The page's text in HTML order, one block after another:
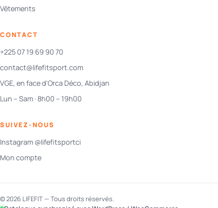
Vêtements
CONTACT
+225 07 19 69 90 70
contact@lifefitsport.com
VGE, en face d'Orca Déco, Abidjan
Lun – Sam · 8h00 – 19h00
SUIVEZ-NOUS
Instagram @lifefitsportci
Mon compte
© 2026 LIFEFIT — Tous droits réservés.